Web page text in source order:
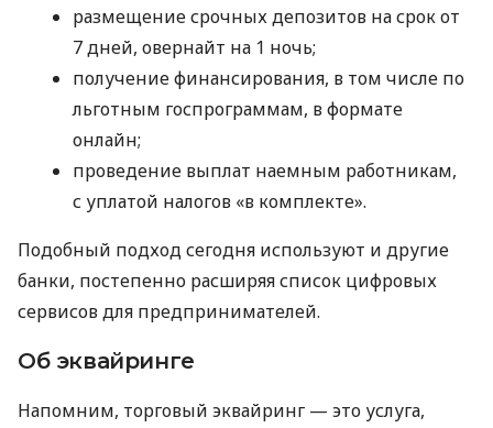
размещение срочных депозитов на срок от
7 дней, овернайт на 1 ночь;
получение финансирования, в том числе по
льготным госпрограммам, в формате
онлайн;
проведение выплат наемным работникам,
с уплатой налогов «в комплекте».
Подобный подход сегодня используют и другие
банки, постепенно расширяя список цифровых
сервисов для предпринимателей.
Об эквайринге
Напомним, торговый эквайринг — это услуга,